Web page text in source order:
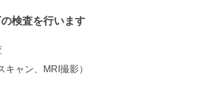
検査を行います
ャン、MRI撮影）